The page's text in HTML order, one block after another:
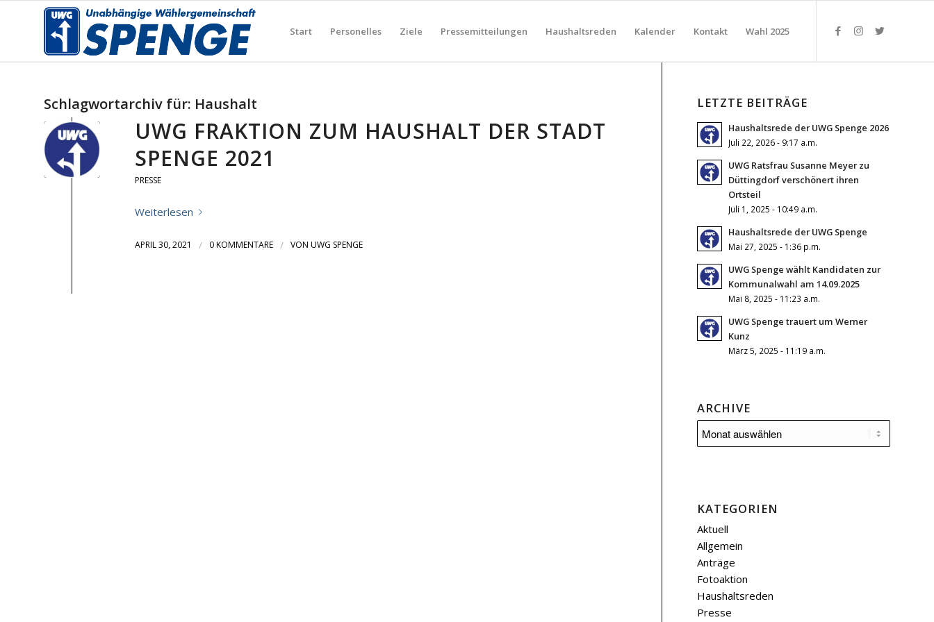
Start Personelles Ziele Pressemitteilungen Haushaltsreden Kalender Kontakt Wahl 2025
Schlagwortarchiv für: Haushalt
UWG FRAKTION ZUM HAUSHALT DER STADT
SPENGE 2021
PRESSE
Weiterlesen
APRIL 30, 2021 / 0 KOMMENTARE / VONUWG SPENGE
LETZTE BEITRÄGE
Haushaltsrede der UWG Spenge 2026
Juli 22, 2026 - 9:17 a.m.
UWG Ratsfrau Susanne Meyer zu
Düttingdorf verschönert ihren
Ortsteil
Juli 1, 2025 - 10:49 a.m.
Haushaltsrede der UWG Spenge
Mai 27, 2025 - 1:36 p.m.
UWG Spenge wählt Kandidaten zur
Kommunalwahl am 14.09.2025
Mai 8, 2025 - 11:23 a.m.
UWG Spenge trauert um Werner
Kunz
März 5, 2025 - 11:19 a.m.
ARCHIVE
KATEGORIEN
Aktuell
Allgemein
Anträge
Fotoaktion
Haushaltsreden
Presse